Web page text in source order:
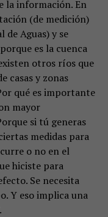
la información. En
(de medición)
de Aguas) y se
es la cuenca
otros ríos que
casas y zonas
qué es importante
mayor
si tú generas
medidas para
o no en el
hiciste para
Se necesita
Y eso implica una